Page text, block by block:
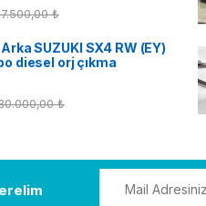
₺
SUZUKI SX4 RW (EY)
diesel orj çıkma
₺